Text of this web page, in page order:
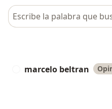
Busca en opiniones
marcelo beltran